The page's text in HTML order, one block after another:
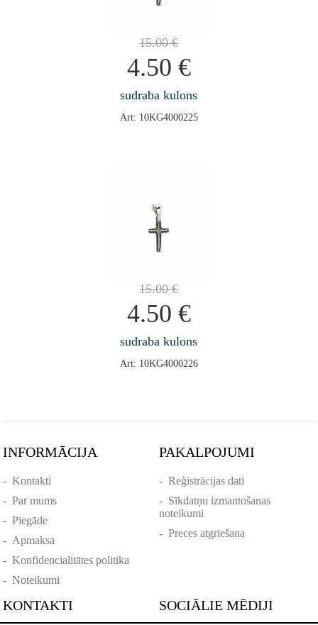
15.00€
4.50 €
sudraba kulons
Art: 10KG4000225
15.00€
4.50 €
sudraba kulons
Art: 10KG4000226
INFORMĀCIJA
-Kontakti
-Par mums
-Piegāde
- Apmaksa
-Konfidencialitātes politika
-Noteikumi
PAKALPOJUMI
- Reģistrācijas dati
- Sīkdatņu izmantošanas
noteikumi
- Preces atgriešana
KONTAKTI SOCIĀLIE MĒDIJI